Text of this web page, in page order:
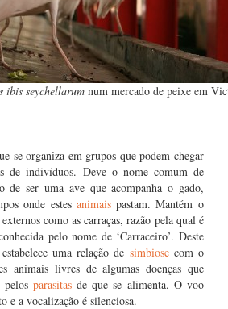
ibis seychellarum num mercado de peixe em
se organiza em grupos que podem chegar
de indivíduos. Deve o nome comum de
de ser uma ave que acompanha o gado,
onde estes animaispastam. Mantém o
como as carraças, razão pela qual é
pelo nome de ‘Carraceiro’. Deste
uma relação de simbiosecom o
animais livres de algumas doenças que
pelos parasitasde que se alimenta. O voo
e a vocalização é silenciosa.